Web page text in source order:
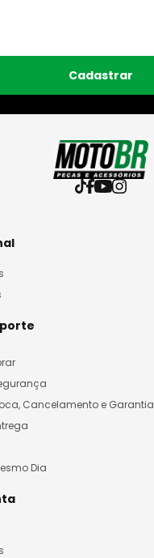
Cadastrar
Cancelamento e Garantia
Dia